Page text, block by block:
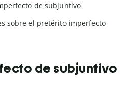
de subjuntivo
sobre el pretérito imperfecto
de subjuntivo